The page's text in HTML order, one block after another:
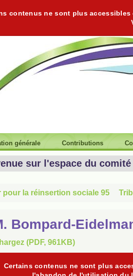
contenus ne sont plus
générale Contributions
sur l'espace du
pour la réinsertion sociale 95
Bompard-
(PDF, 961KB)